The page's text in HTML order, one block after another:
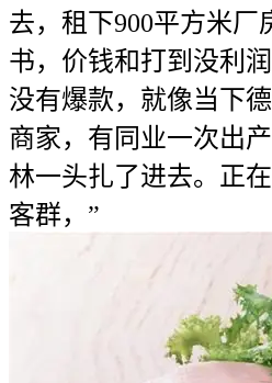
去，租下900平方米厂
书，价钱和打到没利
没有爆款，就像当下
商家，有同业一次出
林一头扎了进去。正
客群，”